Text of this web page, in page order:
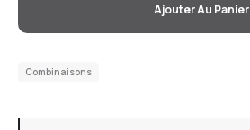
Ajouter Au Panier
Combinaisons